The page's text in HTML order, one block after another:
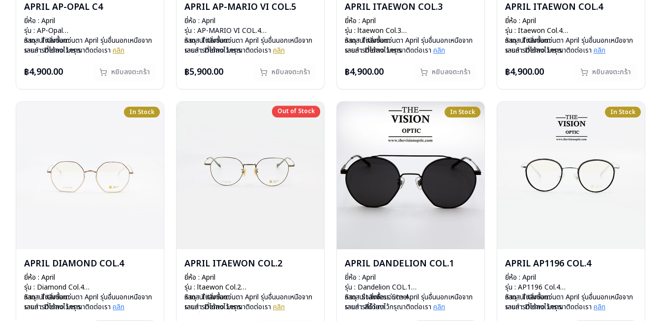
APRIL AP-OPAL C4
ยี่ห้อ : April
รุ่น : AP-Opal
วัสดุ : Titanium
เลนส์ : Demo Lens
น้ำหนัก : 17 กรัม
การรับประกัน : 1 ปี
หากสนใจสั่งชื้อแว่นตา April รุ่นอื่นนอกเหนือจาก
รายการที่ได้ลงไว้กรุณาติดต่อเรา คลิก
ชื้อ กรุณาติดต่อเรา
฿4,900.00 หยิบลงตะกร้า
APRIL AP-MARIO VI COL.5
ยี่ห้อ : April
รุ่น : AP-MARIO VI COL.4
วัสดุ : Titanium
เลนส์ : Demo Lens
น้ำหนัก : 14 กรัม
การรับประกัน : 1 ปี
หากสนใจสั่งชื้อแว่นตา April รุ่นอื่นนอกเหนือจาก
รายการที่ได้ลงไว้กรุณาติดต่อเรา คลิก
ชื้อ กรุณาติดต่อเรา
฿5,900.00 หยิบลงตะกร้า
APRIL ITAEWON COL.3
ยี่ห้อ : April
รุ่น : ltaewon Col.3
วัสดุ : Titanium
เลนส์ : Demo Lens
น้ำหนัก : 13 กรัม
การรับประกัน : 1 ปี
หากสนใจสั่งชื้อแว่นตา April รุ่นอื่นนอกเหนือจาก
รายการที่ได้ลงไว้กรุณาติดต่อเรา คลิก
ติดต่อเรา คลิก
฿4,900.00 หยิบลงตะกร้า
APRIL ITAEWON COL.4
ยี่ห้อ : April
รุ่น : Itaewon Col.4
วัสดุ : Titanium
เลนส์ : Demo Lens
น้ำหนัก : 13 กรัม
การรับประกัน : 1 ปี
หากสนใจสั่งชื้อแว่นตา April รุ่นอื่นนอกเหนือจาก
รายการที่ได้ลงไว้กรุณาติดต่อเรา คลิก
ติดต่อเรา คลิก
฿4,900.00 หยิบลงตะกร้า
In Stock
APRIL DIAMOND COL.4
ยี่ห้อ : April
รุ่น : Diamond Col.4
วัสดุ : Titanium
เลนส์ : Demo Lens
หากสนใจสั่งชื้อแว่นตา April รุ่นอื่นนอกเหนือจาก
รายการที่ได้ลงไว้กรุณาติดต่อเรา คลิก
Out of Stock
Out of Stock
APRIL ITAEWON COL.2
ยี่ห้อ : April
รุ่น : ltaewon Col.2
วัสดุ : Titanium
เลนส์ : Demo Lens
หากสนใจสั่งชื้อแว่นตา April รุ่นอื่นนอกเหนือจาก
รายการที่ได้ลงไว้กรุณาติดต่อเรา คลิก
In Stock
APRIL DANDELION COL.1
ยี่ห้อ : April
รุ่น : Dandelion COL.1
วัสดุ : Stainless Steel
เลนส์ : สีดำเทา
หากสนใจสั่งชื้อแว่นตา April รุ่นอื่นนอกเหนือจาก
รายการที่ได้ลงไว้กรุณาติดต่อเรา คลิก
In Stock
APRIL AP1196 COL.4
ยี่ห้อ : April
รุ่น : AP1196 Col.4
วัสดุ : Titanium
เลนส์ : Demo Lens
หากสนใจสั่งชื้อแว่นตา April รุ่นอื่นนอกเหนือจาก
รายการที่ได้ลงไว้กรุณาติดต่อเรา คลิก